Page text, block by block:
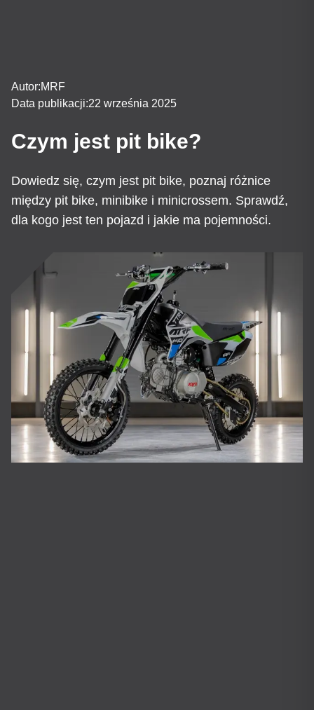
Autor:MRF
Data publikacji:22 września 2025
Czym jest pit bike?
Dowiedz się, czym jest pit bike, poznaj różnice
między pit bike, minibike i minicrossem. Sprawdź,
dla kogo jest ten pojazd i jakie ma pojemności.